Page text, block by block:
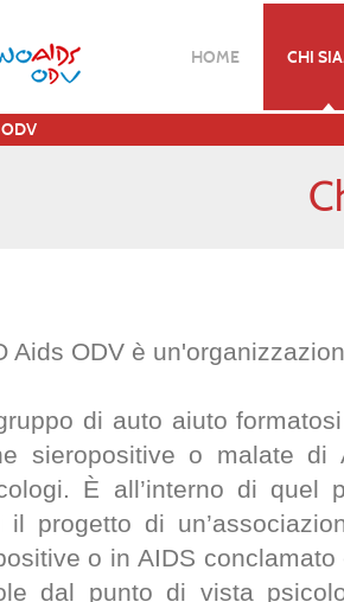
HOME CHI
Aids ODV è
di auto aiuto
sieropositive o malate di
È all’interno di quel
progetto di
o in AIDS
dal punto di vista